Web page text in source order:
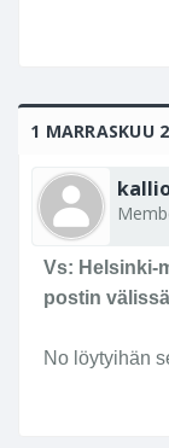
1 MARRASKUU
Vs: Helsinki-
postin
No löytyihän